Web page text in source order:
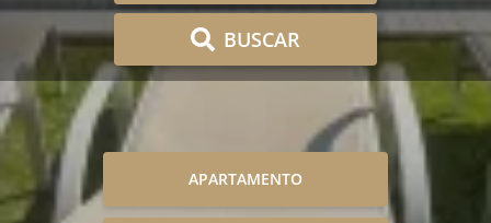
BUSCAR
APARTAMENTO